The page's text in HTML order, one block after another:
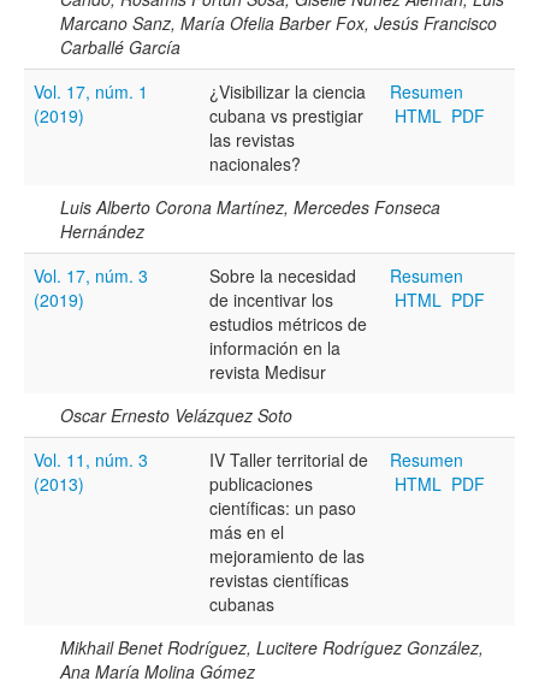
Marcano Sanz, María Ofelia Barber Fox, Jesús Francisco
Carballé García
Vol. 17, núm. 1
(2019)
¿Visibilizar la ciencia
cubana vs prestigiar
las revistas
nacionales?
Resumen
HTML PDF
Luis Alberto Corona Martínez, Mercedes Fonseca
Hernández
Vol. 17, núm. 3
(2019)
Sobre la necesidad
de incentivar los
estudios métricos de
información en la
revista Medisur
Resumen
HTML PDF
Oscar Ernesto Velázquez Soto
Vol. 11, núm. 3
(2013)
IV Taller territorial de
publicaciones
científicas: un paso
más en el
mejoramiento de las
revistas científicas
cubanas
Resumen
HTML PDF
Mikhail Benet Rodríguez, Lucitere Rodríguez González,
Ana María Molina Gómez